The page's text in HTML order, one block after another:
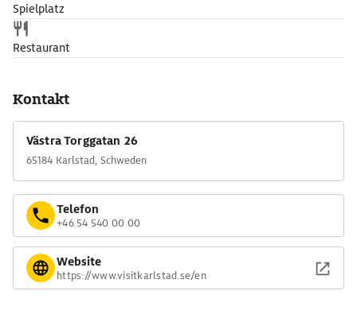
Spielplatz
Restaurant
Kontakt
Västra Torggatan 26
65184 Karlstad, Schweden
Telefon
+46 54 540 00 00
Website
https://www.visitkarlstad.se/en